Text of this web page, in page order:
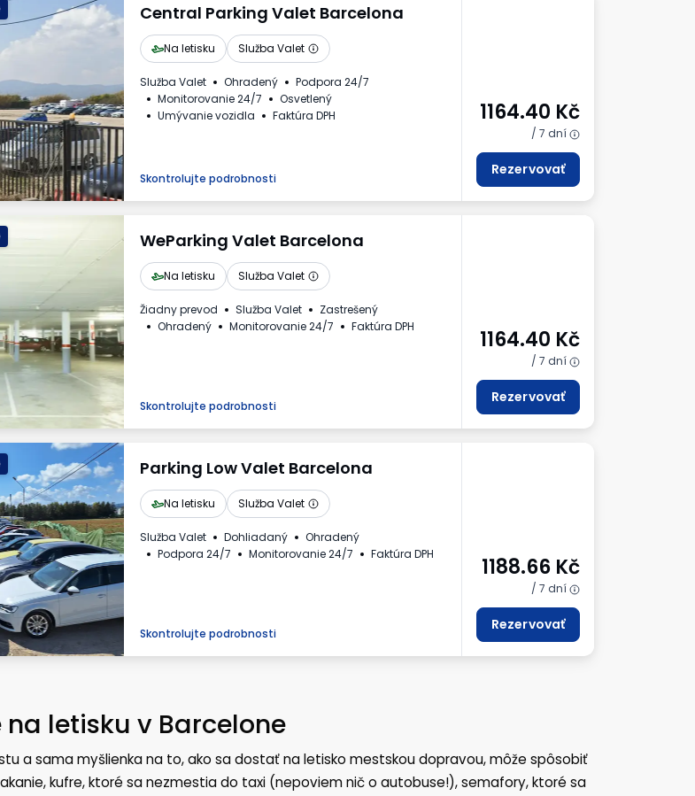
Central Parking Valet Barcelona
Na letisku Služba Valet
Služba Valet Ohradený
Podpora 24/7
Monitorovanie 24/7
Osvetlený
Umývanie vozidla
Faktúra DPH
Skontrolujte podrobnosti
1164.40 Kč
/ 7 dní
Rezervovať
WeParking Valet Barcelona
Na letisku Služba Valet
Žiadny prevod Služba Valet
Zastrešený
Ohradený
Monitorovanie 24/7 Faktúra DPH
Skontrolujte podrobnosti
1164.40 Kč
/ 7 dní
Rezervovať
Parking Low Valet Barcelona
Na letisku Služba Valet
Služba Valet Dohliadaný
Ohradený
Podpora 24/7
Monitorovanie 24/7 Faktúra DPH
Skontrolujte podrobnosti
1188.66 Kč
/ 7 dní
Rezervovať
letisku v Barcelone
a sama myšlienka na to, ako sa dostať na letisko mestskou dopravou, môže spôsobiť
kufre, ktoré sa nezmestia do taxi (nepoviem nič o autobuse!), semafory, ktoré sa